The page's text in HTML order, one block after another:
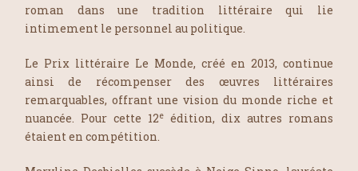
roman dans une tradition littéraire qui lie
intimement le personnel au politique.
Le Prix littéraire Le Monde, créé en 2013, continue
ainsi de récompenser des œuvres littéraires
remarquables, offrant une vision du monde riche et
nuancée. Pour cette 12e édition, dix autres romans
étaient en compétition.